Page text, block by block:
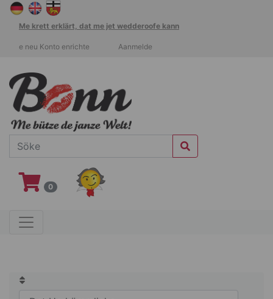
Me krett erklärt, dat me jet wedderoofe kann
e neu Konto enrichte Aanmelde
0